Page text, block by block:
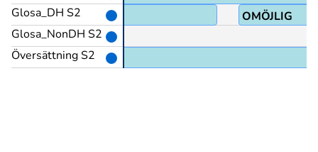
Glosa_DH S2
Glosa_NonDH S2
Översättning S2
OMÖJLIG